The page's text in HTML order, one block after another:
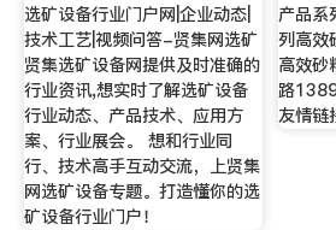
选矿设备行业门户网|企业动态|
技术工艺|视频问答-贤集网选矿
贤集选矿设备网提供及时准确的
行业资讯,想实时了解选矿设备
行业动态、产品技术、应用方
案、行业展会。 想和行业同
行、技术高手互动交流，上贤集
网选矿设备专题。打造懂你的选
矿设备行业门户！
产品系
列高效
高效砂
路
友情链